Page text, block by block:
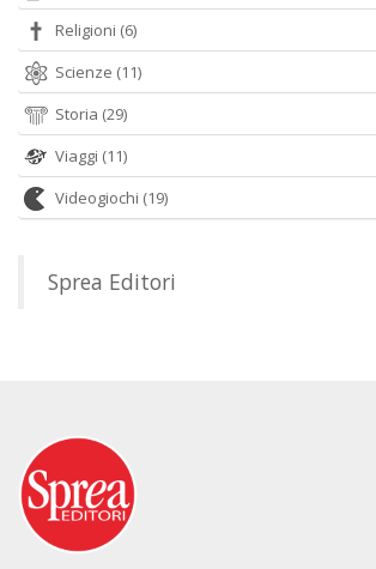
Religioni (6)
Scienze (11)
Storia (29)
Viaggi (11)
Videogiochi (19)
Sprea Editori